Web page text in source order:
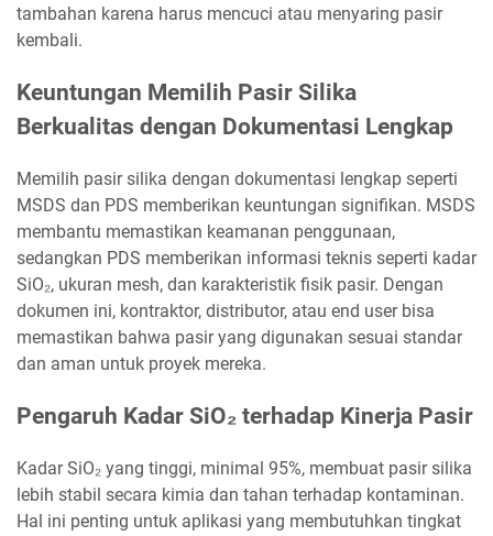
tambahan karena harus mencuci atau menyaring pasir
kembali.
Keuntungan Memilih Pasir Silika
Berkualitas dengan Dokumentasi Lengkap
Memilih pasir silika dengan dokumentasi lengkap seperti
MSDS dan PDS memberikan keuntungan signifikan. MSDS
membantu memastikan keamanan penggunaan,
sedangkan PDS memberikan informasi teknis seperti kadar
SiO₂, ukuran mesh, dan karakteristik fisik pasir. Dengan
dokumen ini, kontraktor, distributor, atau end user bisa
memastikan bahwa pasir yang digunakan sesuai standar
dan aman untuk proyek mereka.
Pengaruh Kadar SiO₂ terhadap Kinerja Pasir
Kadar SiO₂ yang tinggi, minimal 95%, membuat pasir silika
lebih stabil secara kimia dan tahan terhadap kontaminan.
Hal ini penting untuk aplikasi yang membutuhkan tingkat